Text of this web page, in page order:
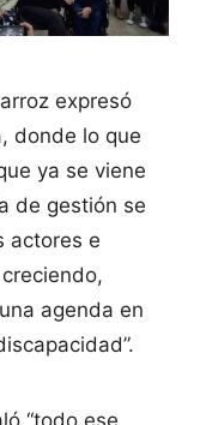
expresó
donde lo que
ya se viene
de gestión se
actores e
agenda en
“todo ese